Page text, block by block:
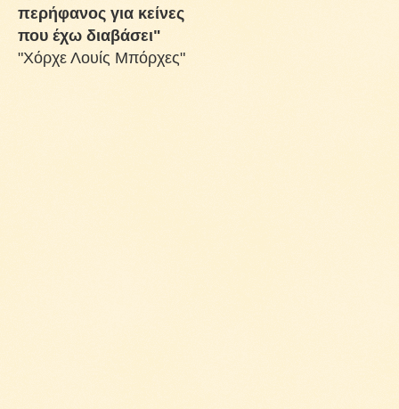
περήφανος για κείνες
που έχω διαβάσει"
"Χόρχε Λουίς Μπόρχες"